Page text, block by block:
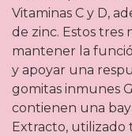
Vitaminas C y D,
de zinc. Estos
mantener la
y apoyar una
gomitas inmunes
contienen una
Extracto, utilizado